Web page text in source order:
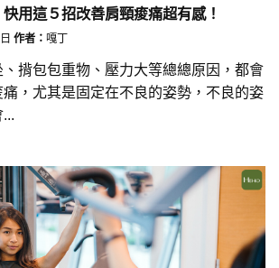
用這５招改善肩頸痠痛超有感！
作者： 嘎丁
揹包包重物、壓力大等總總原因，都會
，尤其是固定在不良的姿勢，不良的姿